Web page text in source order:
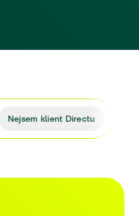
Nejsem klient Directu